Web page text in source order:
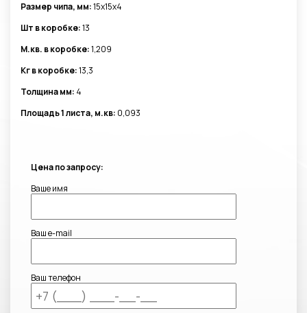
Размер чипа, мм:15x15x4
Шт в коробке:13
М.кв. в коробке:1,209
Кг в коробке:13,3
Толщина мм: 4
Площадь 1 листа, м.кв: 0,093
Цена по запросу:
Ваше имя
Ваш e-mail
Ваш телефон